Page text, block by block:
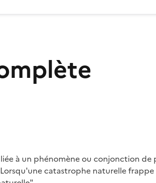
à un phénomène ou conjonction de
catastrophe naturelle